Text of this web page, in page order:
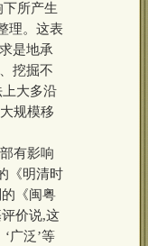
所产生
理。这表
是地承
挖掘不
大多沿
规模移
有影响
《明清时
《闽粤
价说,这
广泛’等